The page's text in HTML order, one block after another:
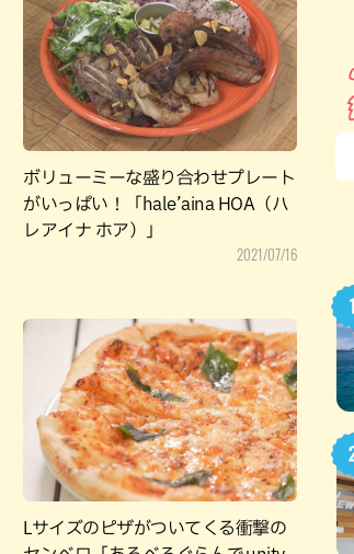
ボリューミーな盛り合わせプレート
がいっぱい！「hale’aina HOA（ハ
レアイナ ホア）」
2021/07/16
Lサイズのピザがついてくる衝撃の